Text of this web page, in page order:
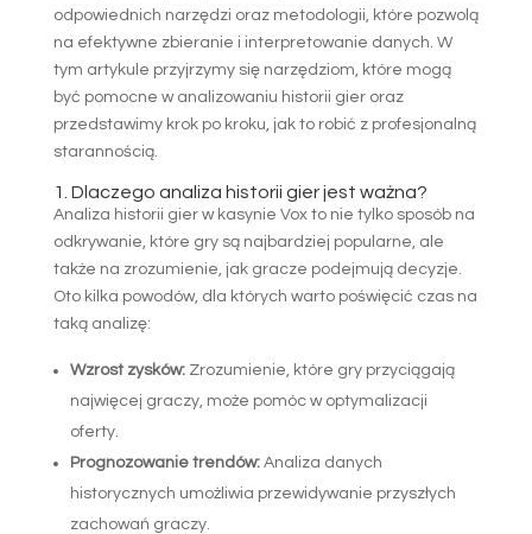
odpowiednich narzędzi oraz metodologii, które pozwolą
na efektywne zbieranie i interpretowanie danych. W
tym artykule przyjrzymy się narzędziom, które mogą
być pomocne w analizowaniu historii gier oraz
przedstawimy krok po kroku, jak to robić z profesjonalną
starannością.
1. Dlaczego analiza historii gier jest ważna?
Analiza historii gier w kasynie Vox to nie tylko sposób na
odkrywanie, które gry są najbardziej popularne, ale
także na zrozumienie, jak gracze podejmują decyzje.
Oto kilka powodów, dla których warto poświęcić czas na
taką analizę:
Wzrost zysków:Zrozumienie, które gry przyciągają
najwięcej graczy, może pomóc w optymalizacji
oferty.
Prognozowanie trendów:Analiza danych
historycznych umożliwia przewidywanie przyszłych
zachowań graczy.